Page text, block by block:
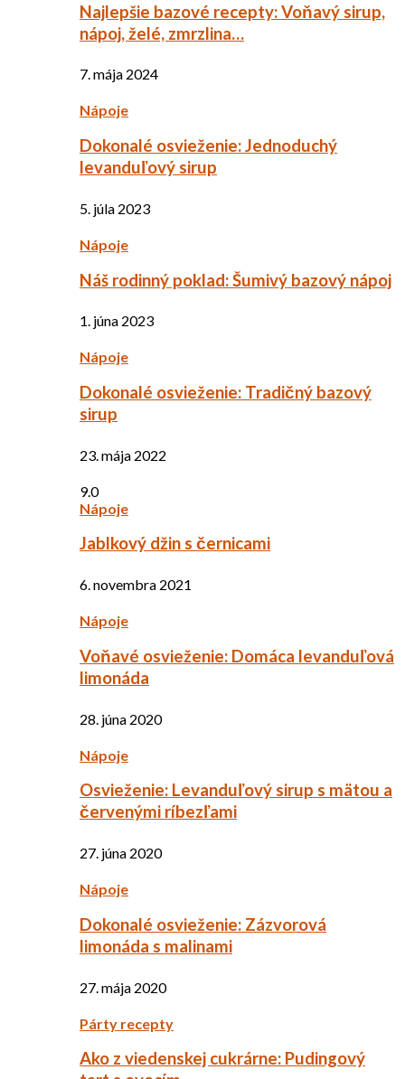
Najlepšie bazové recepty: Voňavý sirup,
nápoj, želé, zmrzlina…
7. mája 2024
Nápoje
Dokonalé osvieženie: Jednoduchý
levanduľový sirup
5. júla 2023
Nápoje
Náš rodinný poklad: Šumivý bazový nápoj
1. júna 2023
Nápoje
Dokonalé osvieženie: Tradičný bazový
sirup
23. mája 2022
9.0
Nápoje
Jablkový džin s černicami
6. novembra 2021
Nápoje
Voňavé osvieženie: Domáca levanduľová
limonáda
28. júna 2020
Nápoje
Osvieženie: Levanduľový sirup s mätou a
červenými ríbezľami
27. júna 2020
Nápoje
Dokonalé osvieženie: Zázvorová
limonáda s malinami
27. mája 2020
Párty recepty
Ako z viedenskej cukrárne: Pudingový